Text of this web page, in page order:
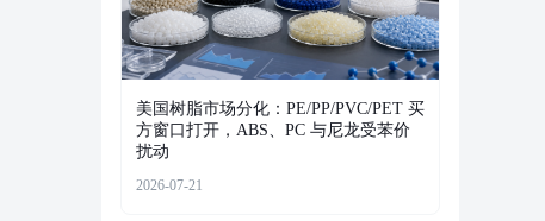
美国树脂市场分化：PE/PP/PVC/PET 买
方窗口打开，ABS、PC 与尼龙受苯价
扰动
2026-07-21